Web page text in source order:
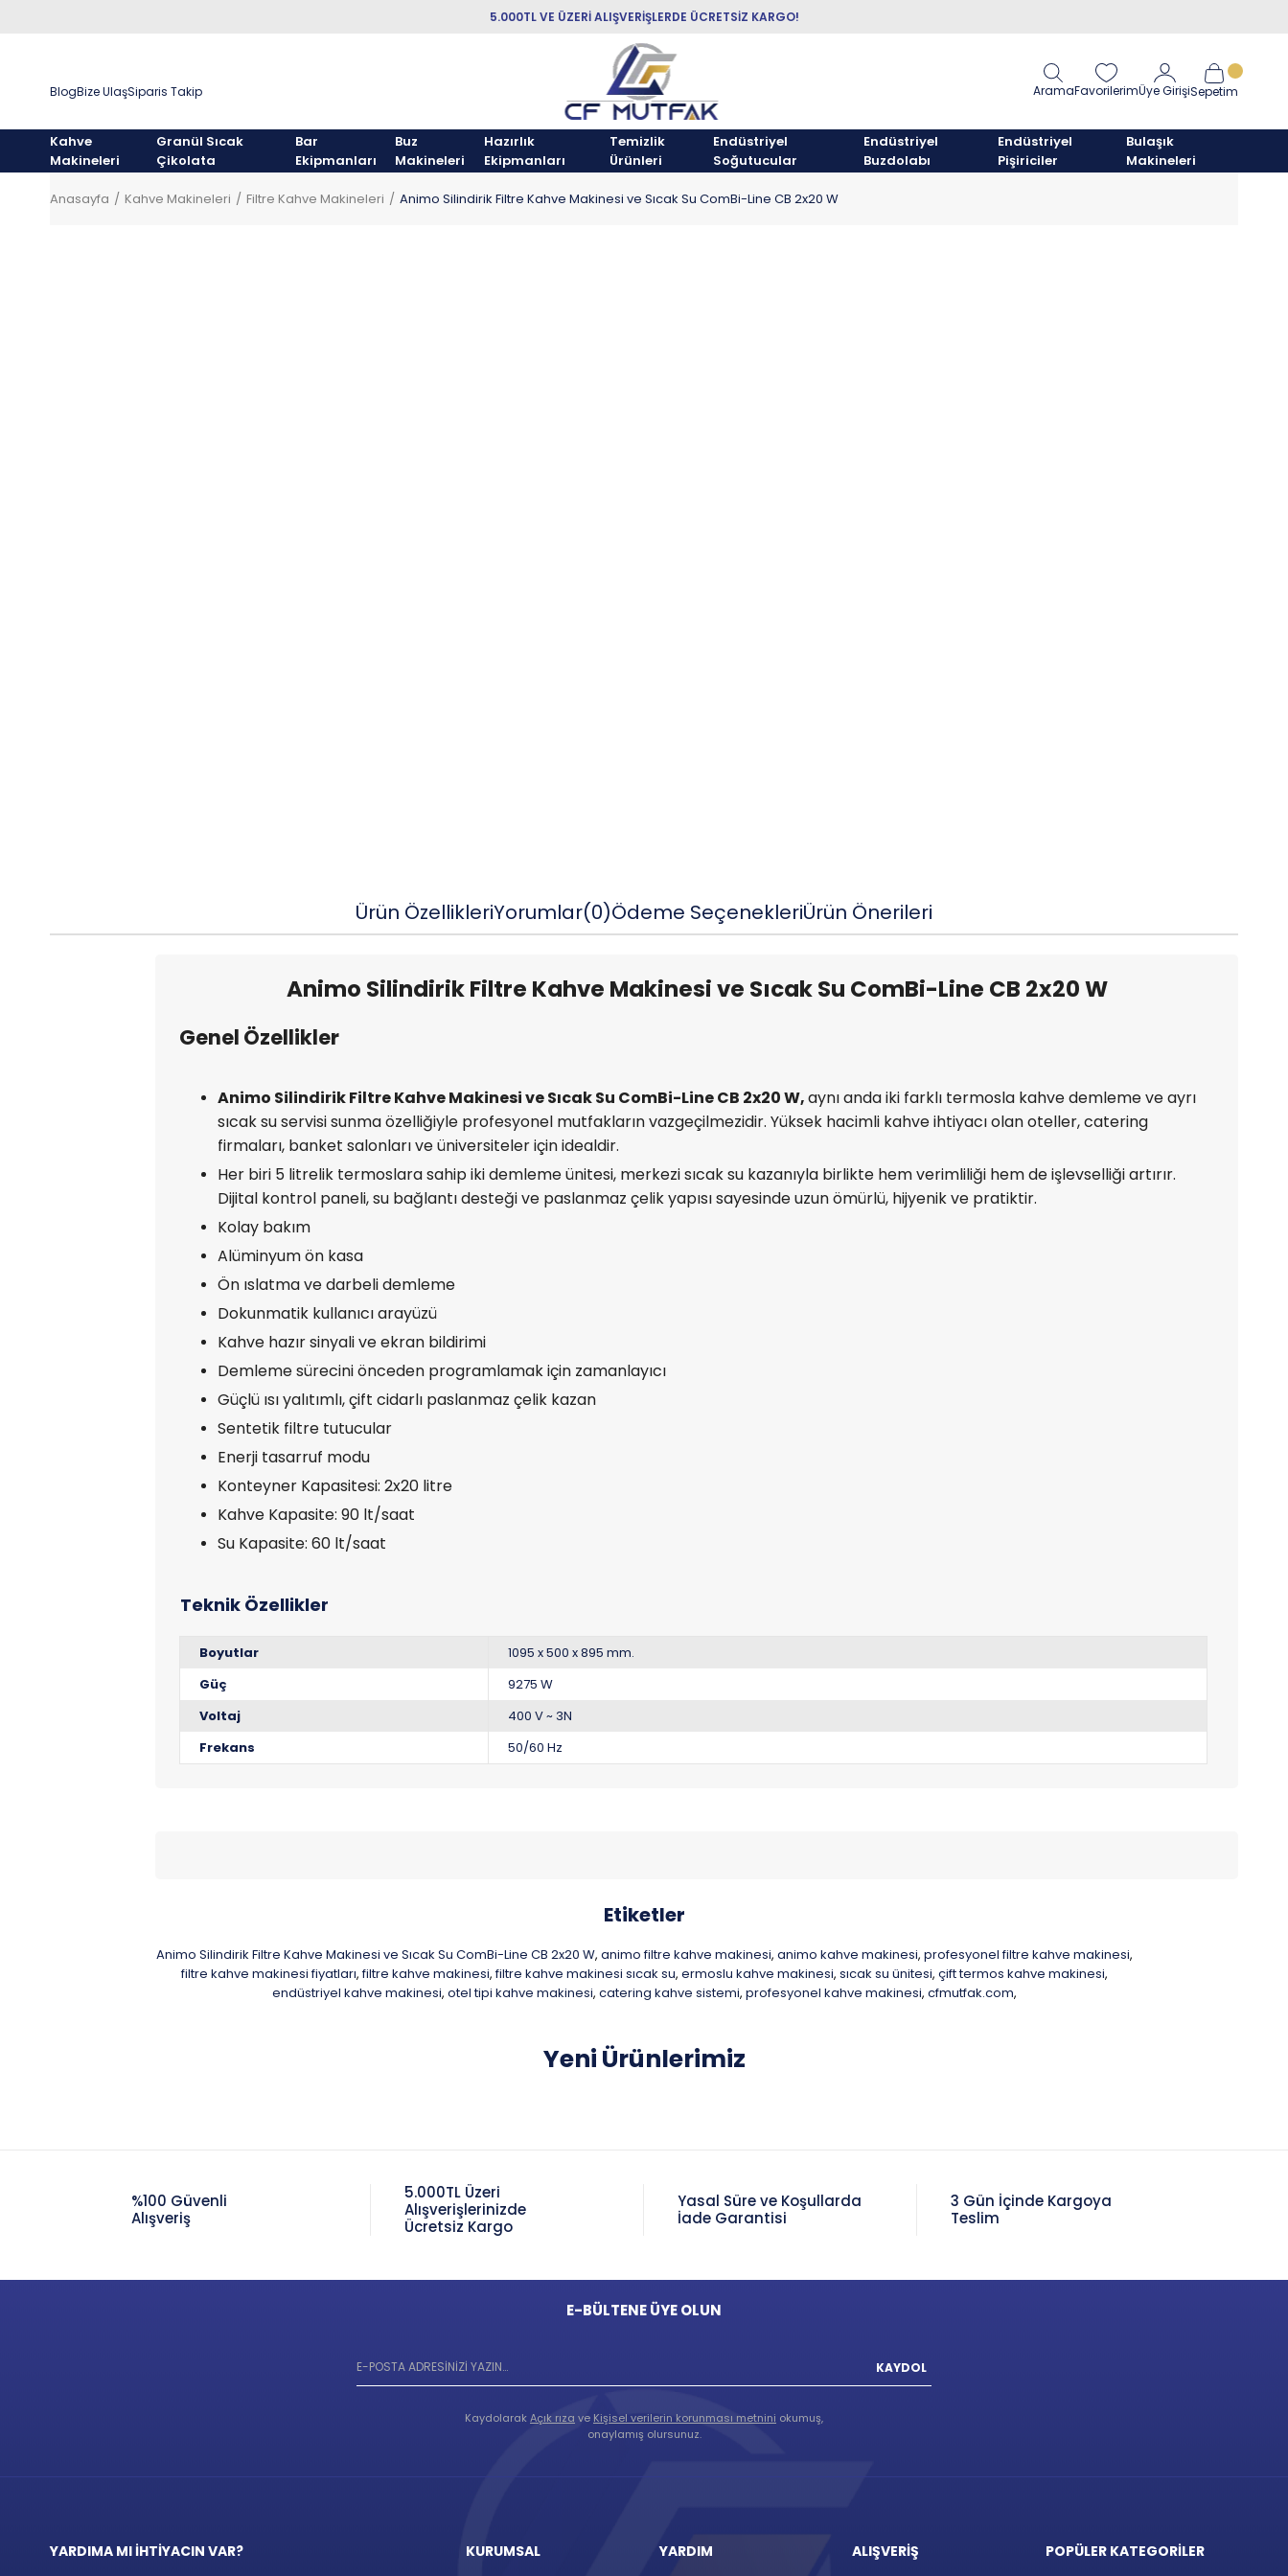
5.000TL VE ÜZERİ ALIŞVERİŞLERDE ÜCRETSİZ KARGO!
BlogBize UlaşSiparis Takip AramaFavorilerimÜye GirişiSepetim
Kahve
Makineleri
Granül Sıcak
Çikolata
Bar
Ekipmanları
Buz
Makineleri
Hazırlık
Ekipmanları
Temizlik
Ürünleri
Endüstriyel
Soğutucular
Endüstriyel
Buzdolabı
Endüstriyel
Pişiriciler
Bulaşık
Makineleri
Anasayfa Kahve Makineleri Filtre Kahve Makineleri Animo Silindirik Filtre Kahve Makinesi ve Sıcak Su ComBi-Line CB 2x20 W
Ürün ÖzellikleriYorumlar(0)Ödeme SeçenekleriÜrün Önerileri
Animo Silindirik Filtre Kahve Makinesi ve Sıcak Su ComBi-Line CB 2x20 W
Genel Özellikler
Animo Silindirik Filtre Kahve Makinesi ve Sıcak Su ComBi-Line CB 2x20 W,aynı anda iki farklı termosla kahve demleme ve ayrı
sıcak su servisi sunma özelliğiyle profesyonel mutfakların vazgeçilmezidir. Yüksek hacimli kahve ihtiyacı olan oteller, catering
firmaları, banket salonları ve üniversiteler için idealdir.
Her biri 5 litrelik termoslara sahip iki demleme ünitesi, merkezi sıcak su kazanıyla birlikte hem verimliliği hem de işlevselliği artırır.
Dijital kontrol paneli, su bağlantı desteği ve paslanmaz çelik yapısı sayesinde uzun ömürlü, hijyenik ve pratiktir.
Kolay bakım
Alüminyum ön kasa
Ön ıslatma ve darbeli demleme
Dokunmatik kullanıcı arayüzü
Kahve hazır sinyali ve ekran bildirimi
Demleme sürecini önceden programlamak için zamanlayıcı
Güçlü ısı yalıtımlı, çift cidarlı paslanmaz çelik kazan
Sentetik filtre tutucular
Enerji tasarruf modu
Konteyner Kapasitesi: 2x20 litre
Kahve Kapasite: 90 lt/saat
Su Kapasite: 60 lt/saat
Boyutlar
1095 x 500 x 895 mm.
Güç
9275 W
Voltaj
400 V ~ 3N
Frekans
50/60 Hz
Etiketler
Animo Silindirik Filtre Kahve Makinesi ve Sıcak Su ComBi-Line CB 2x20 W, animo filtre kahve makinesi, animo kahve makinesi, profesyonel filtre kahve makinesi,
filtre kahve makinesi fiyatları, filtre kahve makinesi, filtre kahve makinesi sıcak su, ermoslu kahve makinesi, sıcak su ünitesi, çift termos kahve makinesi,
endüstriyel kahve makinesi, otel tipi kahve makinesi, catering kahve sistemi, profesyonel kahve makinesi, cfmutfak.com,
Yeni Ürünlerimiz
%100 Güvenli
Alışveriş
5.000TL Üzeri
Alışverişlerinizde
Ücretsiz Kargo
Yasal Süre ve Koşullarda
İade Garantisi
3 Gün İçinde Kargoya
Teslim
E-BÜLTENE ÜYE OLUN
KAYDOL
KaydolarakAçık rıza ve Kişisel verilerin korunması metnini okumuş,
onaylamış olursunuz.
YARDIMA MI İHTİYACIN VAR? KURUMSAL YARDIM ALIŞVERİŞ POPÜLER KATEGORİLER